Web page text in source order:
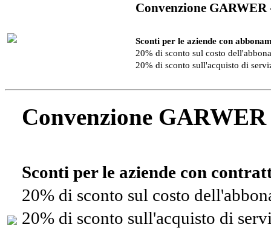
Convenzione
Sconti per le aziende con
20% di sconto sul costo
20% di sconto sull'acquisto di
Convenzione
Sconti per le aziende con
20% di sconto sul costo
20% di sconto sull'acquisto di